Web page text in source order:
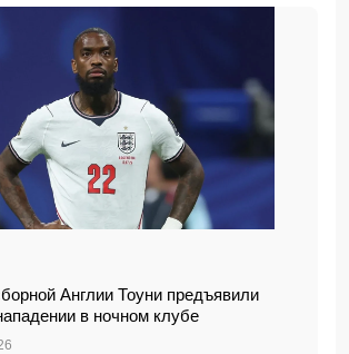
Англии Тоуни предъявили
в ночном клубе